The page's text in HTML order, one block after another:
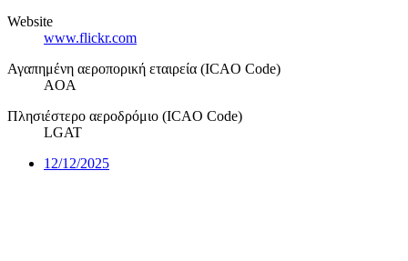
Website
www.flickr.com
Αγαπημένη αεροπορική εταιρεία (ICAO Code)
AOA
Πλησιέστερο αεροδρόμιο (ICAO Code)
LGAT
12/12/2025